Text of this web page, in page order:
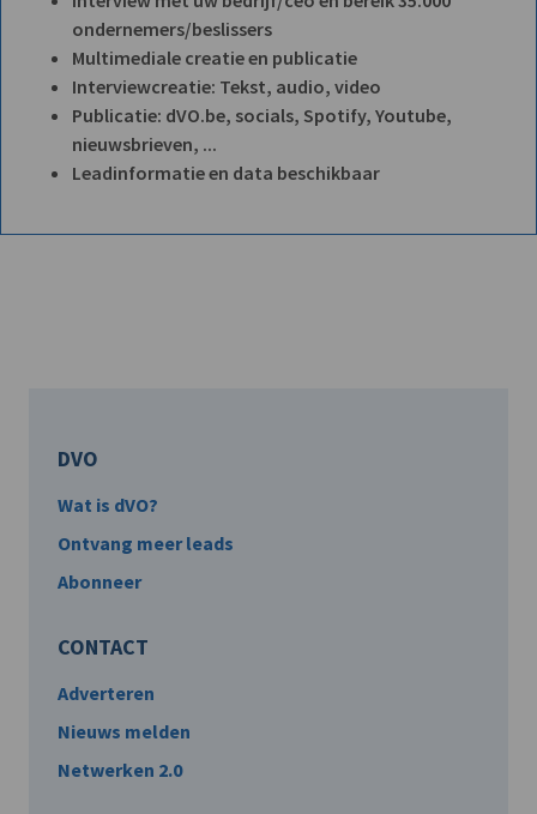
ondernemers/beslissers
Multimediale creatie en publicatie
Interviewcreatie: Tekst, audio, video
Publicatie: dVO.be, socials, Spotify, Youtube,
nieuwsbrieven, ...
Leadinformatie en data beschikbaar
DVO
Wat is dVO?
Ontvang meer leads
Abonneer
CONTACT
Adverteren
Nieuws melden
Netwerken 2.0